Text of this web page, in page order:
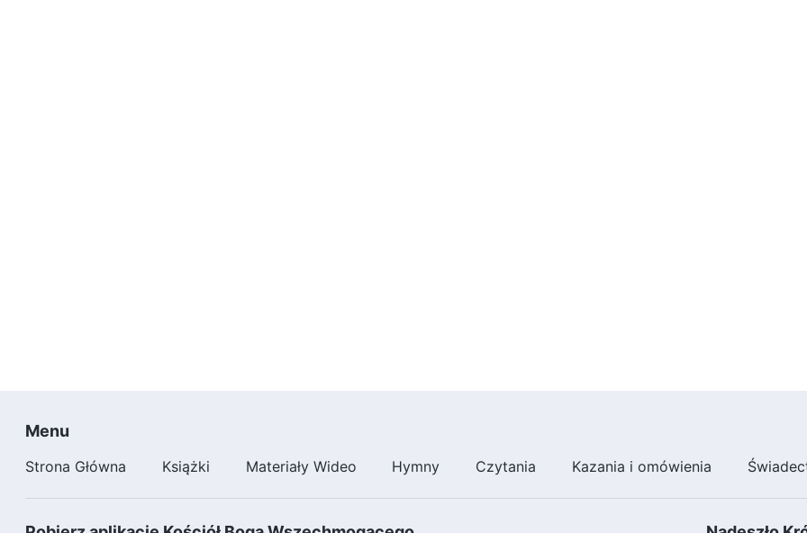
Menu
Strona Główna Książki Materiały Wideo Hymny Czytania Kazania i omówienia